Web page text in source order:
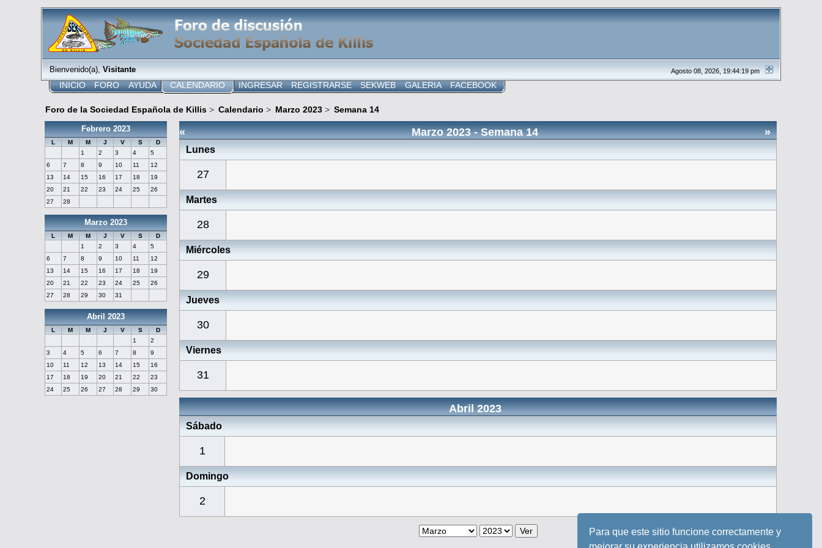
Para que este sitio funcione correctamente y
Agosto 08, 2026, 19:44:19 pm
Bienvenido(a), Visitante
INICIO FORO AYUDA CALENDARIO INGRESAR REGISTRARSE SEKWEB GALERIA FACEBOOK
Foro de la Sociedad Española de Killis> Calendario > Marzo 2023> Semana 14
Febrero 2023
L M M J V S
D
1
2 3 4
5
6
7 8 9 10 11
12
13
14 15 16 17 18
19
20
21 22 23 24 25
26
27
28
Marzo 2023
L M M J V S
D
1
2 3 4
5
6
7 8 9 10 11
12
13
14 15 16 17 18
19
20
21 22 23 24 25
26
27
28 29 30 31
Abril 2023
L M M J V S
D
1
2
3
4 5 6 7 8
9
10
11 12 13 14 15
16
17
18 19 20 21 22
23
24
25 26 27 28 29 30
« »
Marzo 2023- Semana 14
Lunes
27
Martes
28
Miércoles
29
Jueves
30
Viernes
31
Abril 2023
Sábado
1
Domingo
2